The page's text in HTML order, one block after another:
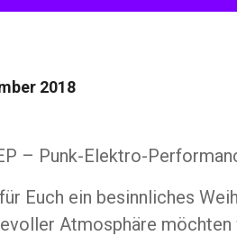
2018
– Punk-Elektro-
Euch ein besinnliches
Atmosphäre